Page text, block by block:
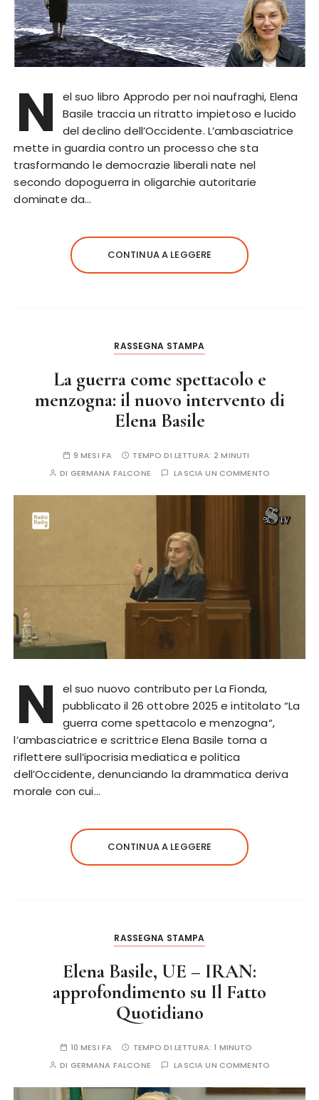
N
el suo libro Approdo per noi naufraghi, Elena
Basile traccia un ritratto impietoso e lucido
del declino dell’Occidente. L’ambasciatrice
mette in guardia contro un processo che sta
trasformando le democrazie liberali nate nel
secondo dopoguerra in oligarchie autoritarie
dominate da…
CONTINUA A LEGGERE
RASSEGNA STAMPA
La guerra come spettacolo e
menzogna: il nuovo intervento di
Elena Basile
9 MESI FA TEMPO DI LETTURA:2 MINUTI
DI GERMANA FALCONE LASCIA UN COMMENTO
N
el suo nuovo contributo per La Fionda,
pubblicato il 26 ottobre 2025 e intitolato “La
guerra come spettacolo e menzogna“,
l’ambasciatrice e scrittrice Elena Basile torna a
riflettere sull’ipocrisia mediatica e politica
dell’Occidente, denunciando la drammatica deriva
morale con cui…
CONTINUA A LEGGERE
RASSEGNA STAMPA
Elena Basile, UE – IRAN:
approfondimento su Il Fatto
Quotidiano
10 MESI FA TEMPO DI LETTURA:1 MINUTO
DI GERMANA FALCONE LASCIA UN COMMENTO